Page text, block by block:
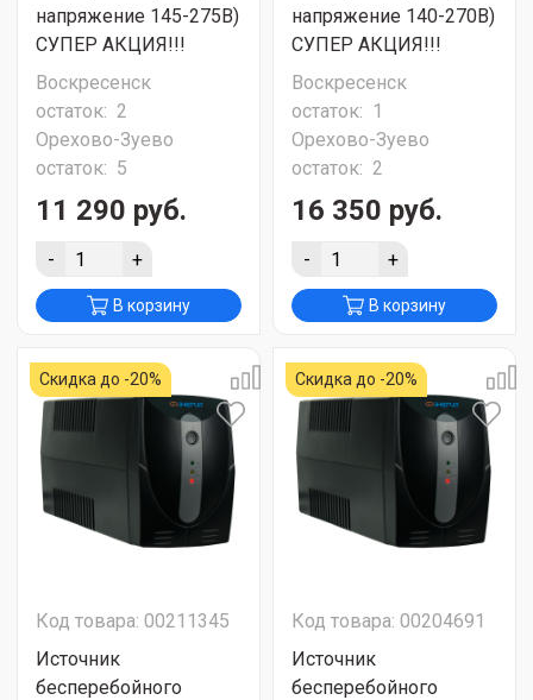
напряжение 145-275В)
СУПЕР АКЦИЯ!!!
Воскресенск
остаток: 2
Орехово-Зуево
остаток: 5
11 290 руб.
- +
В корзину
напряжение 140-270В)
СУПЕР АКЦИЯ!!!
Воскресенск
остаток: 1
Орехово-Зуево
остаток: 2
16 350 руб.
- +
В корзину
Скидка до -20%
Код товара: 00211345
Источник
бесперебойного
Скидка до -20%
Код товара: 00204691
Источник
бесперебойного